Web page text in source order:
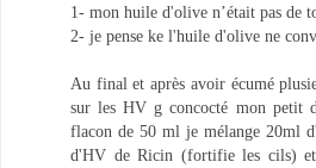
1- mon huile d'olive n’était pas de
2- je pense ke l'huile d'olive ne
Au final et après avoir écumé
sur les HV g concocté mon petit
flacon de 50 ml je mélange 20ml
d'HV de Ricin (fortifie les cils)